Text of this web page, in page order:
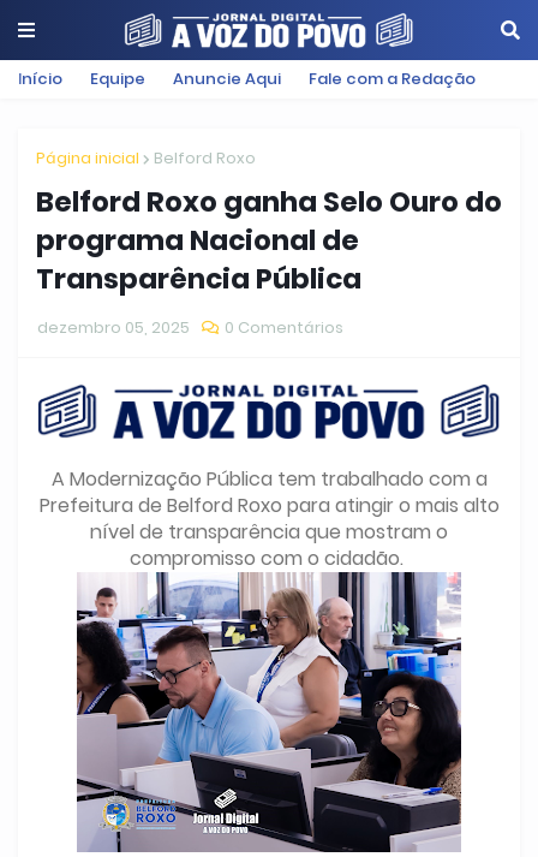
Início Equipe Anuncie Aqui Fale com a Redação
Página inicial Belford Roxo
Belford Roxo ganha Selo Ouro do
programa Nacional de
Transparência Pública
dezembro 05, 2025 0 Comentários
A Modernização Pública tem trabalhado com a
Prefeitura de Belford Roxo para atingir o mais alto
nível de transparência que mostram o
compromisso com o cidadão.